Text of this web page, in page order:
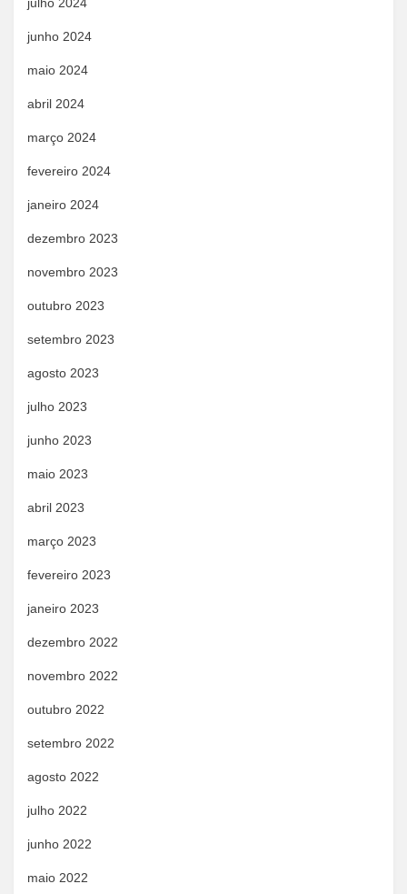
junho 2024
maio 2024
abril 2024
março 2024
fevereiro 2024
janeiro 2024
dezembro 2023
novembro 2023
outubro 2023
setembro 2023
agosto 2023
julho 2023
junho 2023
maio 2023
abril 2023
março 2023
fevereiro 2023
janeiro 2023
dezembro 2022
novembro 2022
outubro 2022
setembro 2022
agosto 2022
julho 2022
junho 2022
maio 2022